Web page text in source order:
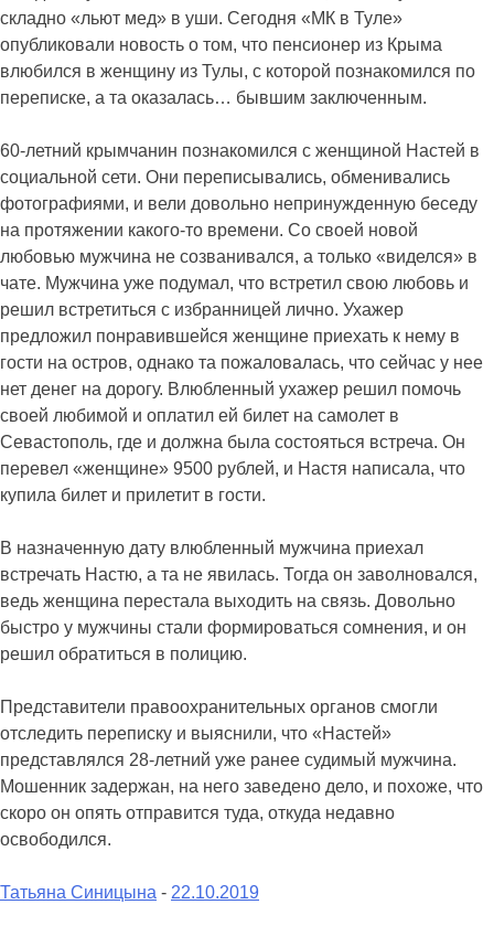
складно «льют мед» в уши. Сегодня «МК в Туле»
опубликовали новость о том, что пенсионер из Крыма
влюбился в женщину из Тулы, с которой познакомился по
переписке, а та оказалась… бывшим заключенным.
60-летний крымчанин познакомился с женщиной Настей в
социальной сети. Они переписывались, обменивались
фотографиями, и вели довольно непринужденную беседу
на протяжении какого-то времени. Со своей новой
любовью мужчина не созванивался, а только «виделся» в
чате. Мужчина уже подумал, что встретил свою любовь и
решил встретиться с избранницей лично. Ухажер
предложил понравившейся женщине приехать к нему в
гости на остров, однако та пожаловалась, что сейчас у нее
нет денег на дорогу. Влюбленный ухажер решил помочь
своей любимой и оплатил ей билет на самолет в
Севастополь, где и должна была состояться встреча. Он
перевел «женщине» 9500 рублей, и Настя написала, что
купила билет и прилетит в гости.
В назначенную дату влюбленный мужчина приехал
встречать Настю, а та не явилась. Тогда он заволновался,
ведь женщина перестала выходить на связь. Довольно
быстро у мужчины стали формироваться сомнения, и он
решил обратиться в полицию.
Представители правоохранительных органов смогли
отследить переписку и выяснили, что «Настей»
представлялся 28-летний уже ранее судимый мужчина.
Мошенник задержан, на него заведено дело, и похоже, что
скоро он опять отправится туда, откуда недавно
освободился.
Татьяна Синицына - 22.10.2019